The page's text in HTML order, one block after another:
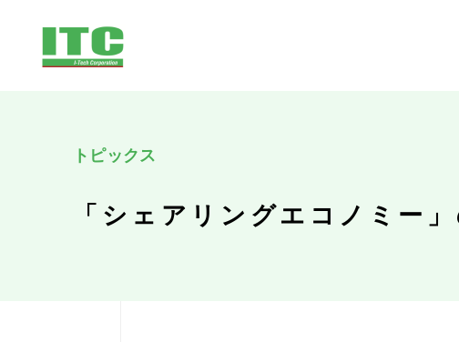
トピックス
「シェアリングエコノミー